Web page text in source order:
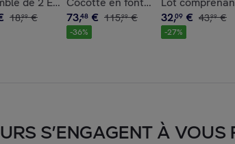
18,99 €
73,48 € 115,99 €
-36%
32,09 € 43,99 €
-27%
S’ENGAGENT À VOUS